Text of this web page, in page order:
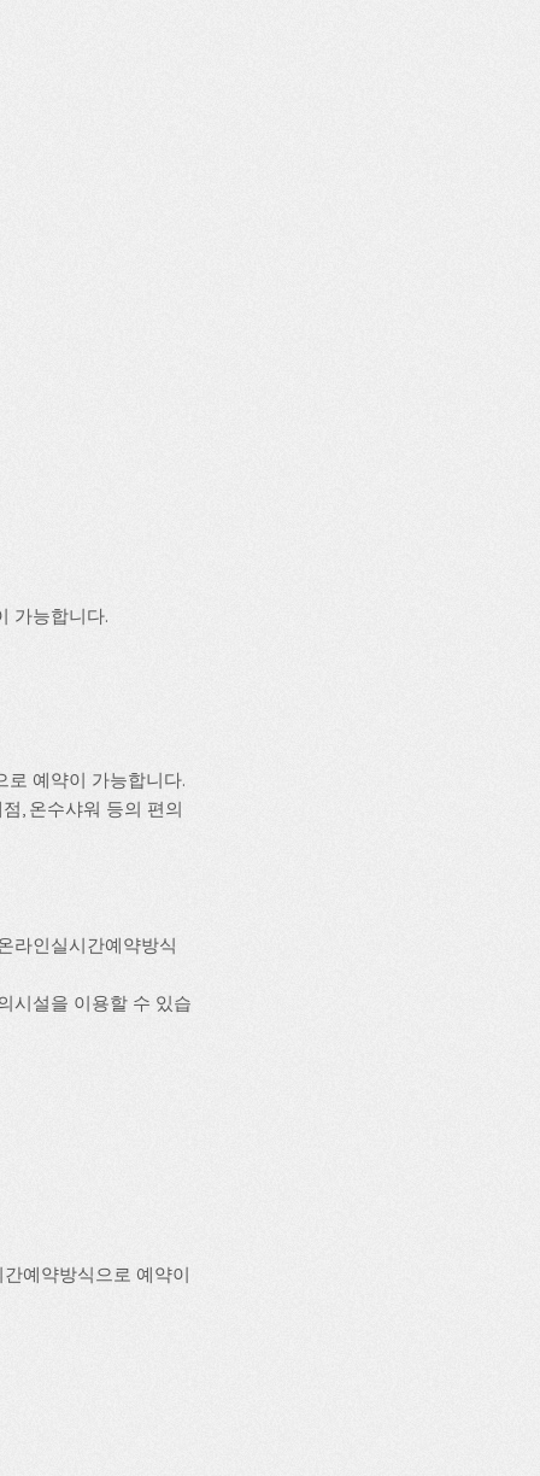
가능합니다.
예약이 가능합니다.
, 온수샤워 등의 편의
라인실시간예약방식
시설을 이용할 수 있습
예약방식으로 예약이